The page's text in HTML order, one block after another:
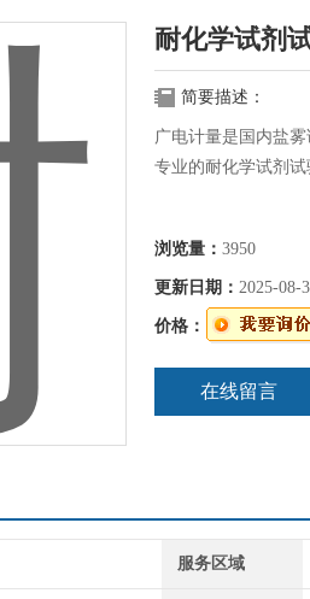
耐化学试剂
简要描述：
广电计量是国内盐
专业的耐化学试剂试
浏览量： 3950
更新日期： 2025-08-
价格：
在线留言
服务区域